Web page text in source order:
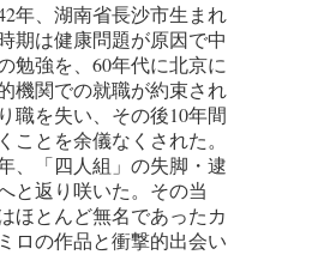
年、湖南省長沙市生まれ
期は健康問題が原因で中
勉強を、60年代に北京に
機関での就職が約束され
職を失い、その後10年間
ことを余儀なくされた。
、「四人組」の失脚・逮
と返り咲いた。その当
ほとんど無名であったカ
ロの作品と衝撃的出会い